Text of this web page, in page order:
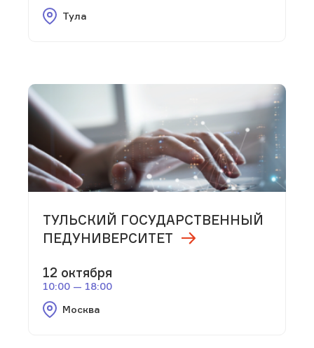
Тула
ТУЛЬСКИЙ ГОСУДАРСТВЕННЫЙ
ПЕДУНИВЕРСИТЕТ
12 октября
10:00 — 18:00
Москва